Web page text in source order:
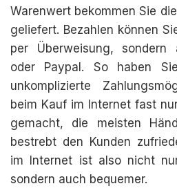
Warenwert bekommen Sie
geliefert. Bezahlen können
per Überweisung,
oder Paypal. So haben
unkomplizierte
beim Kauf im Internet fast
gemacht, die meisten
bestrebt den Kunden
im Internet ist also nicht
sondern auch bequemer.